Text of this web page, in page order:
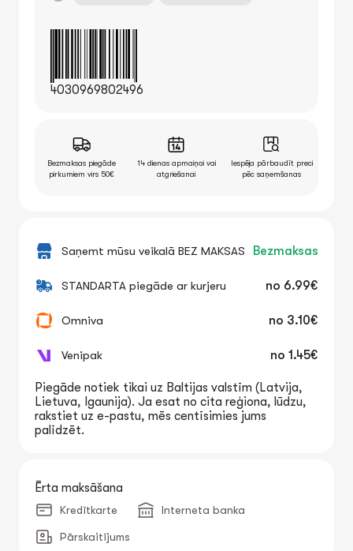
4030969802496
Bezmaksas piegāde
pirkumiem virs 50€
14 dienas apmaiņai vai
atgriešanai
Iespēja pārbaudīt preci
pēc saņemšanas
Saņemt mūsu veikalā BEZ MAKSAS Bezmaksas
STANDARTA piegāde ar kurjeru no 6.99€
Omniva no 3.10€
Venipak no 1.45€
Piegāde notiek tikai uz Baltijas valstīm (Latvija,
Lietuva, Igaunija). Ja esat no cita reģiona, lūdzu,
rakstiet uz e-pastu, mēs centīsimies jums
palīdzēt.
Ērta maksāšana
Kredītkarte Interneta banka
Pārskaitījums